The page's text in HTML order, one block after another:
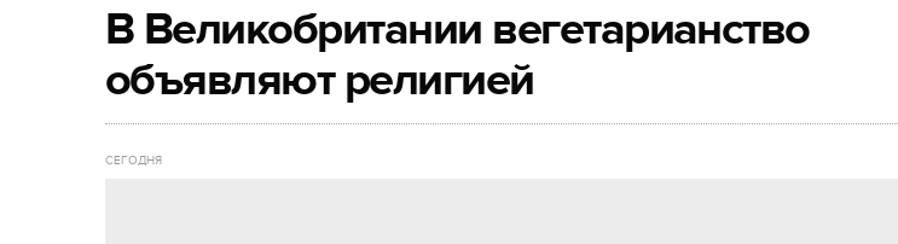
В Великобритании вегетарианство
объявляют религией
СЕГОДНЯ